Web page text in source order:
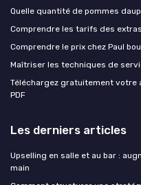
Quelle quantité de pommes
Comprendre les tarifs des
Comprendre le prix chez Paul
Maîtriser les techniques de
Téléchargez gratuitement votre
PDF
Les derniers articles
Upselling en salle et au bar :
main